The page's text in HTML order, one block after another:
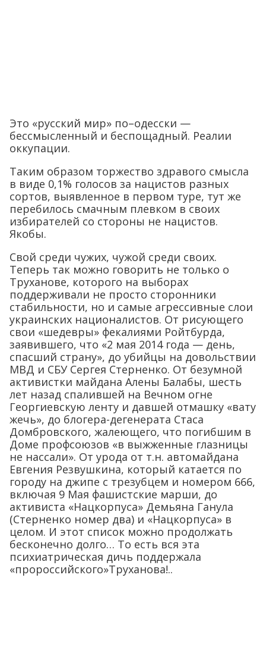
Это «русский мир» по–одесски —
бессмысленный и беспощадный. Реалии
оккупации.
Таким образом торжество здравого смысла
в виде 0,1% голосов за нацистов разных
сортов, выявленное в первом туре, тут же
перебилось смачным плевком в своих
избирателей со стороны не нацистов.
Якобы.
Свой среди чужих, чужой среди своих.
Теперь так можно говорить не только о
Труханове, которого на выборах
поддерживали не просто сторонники
стабильности, но и самые агрессивные слои
украинских националистов. От рисующего
свои «шедевры» фекалиями Ройтбурда,
заявившего, что «2 мая 2014 года — день,
спасший страну», до убийцы на довольствии
МВД и СБУ Сергея Стерненко. От безумной
активистки майдана Алены Балабы, шесть
лет назад спалившей на Вечном огне
Георгиевскую ленту и давшей отмашку «вату
жечь», до блогера-дегенерата Стаса
Домбровского, жалеющего, что погибшим в
Доме профсоюзов «в выжженные глазницы
не нассали». От урода от т.н. автомайдана
Евгения Резвушкина, который катается по
городу на джипе с трезубцем и номером 666,
включая 9 Мая фашистские марши, до
активиста «Нацкорпуса» Демьяна Ганула
(Стерненко номер два) и «Нацкорпуса» в
целом. И этот список можно продолжать
бесконечно долго… То есть вся эта
психиатрическая дичь поддержала
«пророссийского»Труханова!..